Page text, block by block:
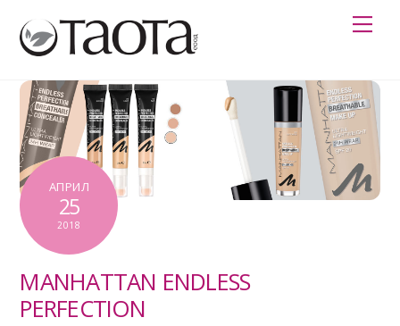
content
АПРИЛ
25
2018
MANHATTAN ENDLESS
PERFECTION